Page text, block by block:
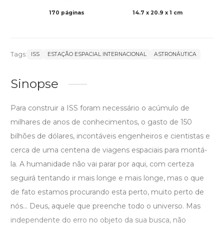
170 páginas 14.7 x 20.9 x 1 cm
Tags: ISS ESTAÇÃO ESPACIAL INTERNACIONAL ASTRONÁUTICA
Sinopse
Para construir a ISS foram necessário o acúmulo de
milhares de anos de conhecimentos, o gasto de 150
bilhões de dólares, incontáveis engenheiros e cientistas e
cerca de uma centena de viagens espaciais para montá-
la. A humanidade não vai parar por aqui, com certeza
seguirá tentando ir mais longe e mais longe, mas o que
de fato estamos procurando esta perto, muito perto de
nós... Deus, aquele que preenche todo o universo. Mas
independente do erro no objeto da sua busca, não